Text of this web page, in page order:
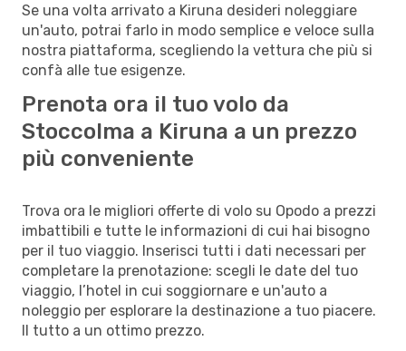
Se una volta arrivato a Kiruna desideri noleggiare
un'auto, potrai farlo in modo semplice e veloce sulla
nostra piattaforma, scegliendo la vettura che più si
confà alle tue esigenze.
Prenota ora il tuo volo da
Stoccolma a Kiruna a un prezzo
più conveniente
Trova ora le migliori offerte di volo su Opodo a prezzi
imbattibili e tutte le informazioni di cui hai bisogno
per il tuo viaggio. Inserisci tutti i dati necessari per
completare la prenotazione: scegli le date del tuo
viaggio, l’hotel in cui soggiornare e un'auto a
noleggio per esplorare la destinazione a tuo piacere.
Il tutto a un ottimo prezzo.